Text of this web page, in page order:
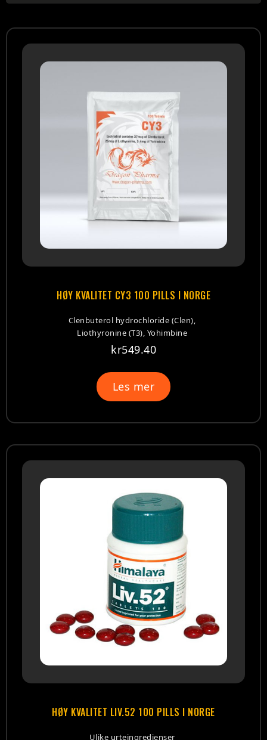
HØY KVALITET CY3 100 PILLS I NORGE
Clenbuterol hydrochloride (Clen),
Liothyronine (T3), Yohimbine
kr549.40
Les mer
HØY KVALITET LIV.52 100 PILLS I NORGE
Ulike urteingredienser